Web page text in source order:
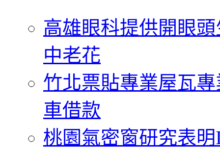
高雄眼科提供開眼
中老花
竹北票貼專業屋瓦
車借款
桃園氣密窗研究表